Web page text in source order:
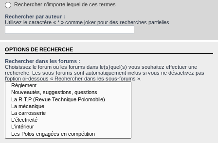
Rechercher n’importe lequel de ces termes
Rechercher par auteur :
Utilisez le caractère « * » comme joker pour des recherches partielles.
OPTIONS DE RECHERCHE
Rechercher dans les forums :
Choisissez le forum ou les forums dans le(s)quel(s) vous souhaitez effectuer une
recherche. Les sous-forums sont automatiquement inclus si vous ne désactivez pas
l’option ci-dessous « Rechercher dans les sous-forums ».